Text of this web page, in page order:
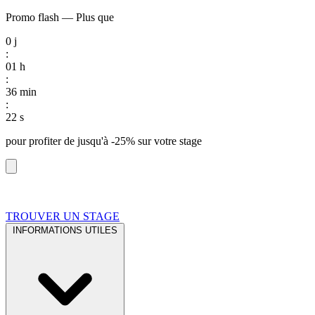
Promo flash — Plus que
0 j
:
01 h
:
36 min
:
21 s
pour profiter de jusqu'à -25% sur votre stage
TROUVER UN STAGE
INFORMATIONS UTILES